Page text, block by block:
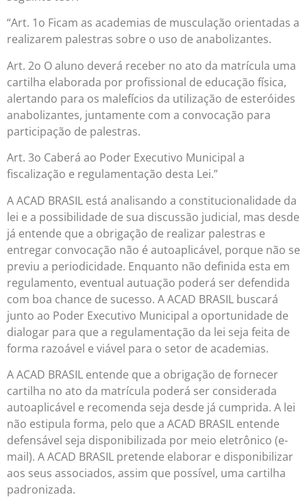
“Art. 1o Ficam as academias de musculação orientadas a
realizarem palestras sobre o uso de anabolizantes.
Art. 2o O aluno deverá receber no ato da matrícula uma
cartilha elaborada por profissional de educação física,
alertando para os malefícios da utilização de esteróides
anabolizantes, juntamente com a convocação para
participação de palestras.
Art. 3o Caberá ao Poder Executivo Municipal a
fiscalização e regulamentação desta Lei.”
A ACAD BRASIL está analisando a constitucionalidade da
lei e a possibilidade de sua discussão judicial, mas desde
já entende que a obrigação de realizar palestras e
entregar convocação não é autoaplicável, porque não se
previu a periodicidade. Enquanto não definida esta em
regulamento, eventual autuação poderá ser defendida
com boa chance de sucesso. A ACAD BRASIL buscará
junto ao Poder Executivo Municipal a oportunidade de
dialogar para que a regulamentação da lei seja feita de
forma razoável e viável para o setor de academias.
A ACAD BRASIL entende que a obrigação de fornecer
cartilha no ato da matrícula poderá ser considerada
autoaplicável e recomenda seja desde já cumprida. A lei
não estipula forma, pelo que a ACAD BRASIL entende
defensável seja disponibilizada por meio eletrônico (e-
mail). A ACAD BRASIL pretende elaborar e disponibilizar
aos seus associados, assim que possível, uma cartilha
padronizada.